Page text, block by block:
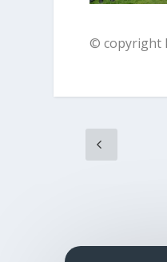
© copyright